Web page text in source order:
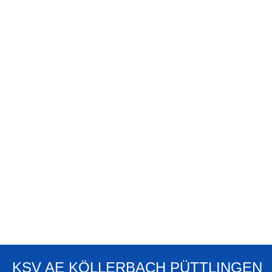
KSV AE KÖLLERBACH PÜTTLINGEN